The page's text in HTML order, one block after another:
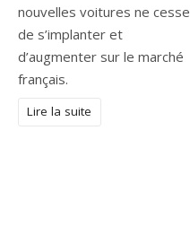
nouvelles voitures ne cesse
de s’implanter et
d’augmenter sur le marché
français.
Lire la suite